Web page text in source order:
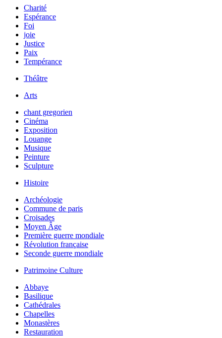
Charité
Espérance
Foi
joie
Justice
Paix
Tempérance
Théâtre
Arts
chant gregorien
Cinéma
Exposition
Louange
Musique
Peinture
Sculpture
Histoire
Archéologie
Commune de paris
Croisades
Moyen Âge
Première guerre mondiale
Révolution française
Seconde guerre mondiale
Patrimoine Culture
Abbaye
Basilique
Cathédrales
Chapelles
Monastères
Restauration